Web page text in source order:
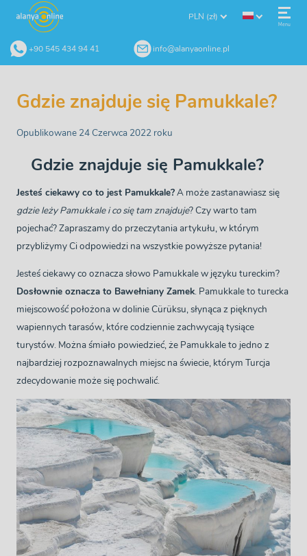
Menu
PLN (zł)
+90 545 434 94 41 info@alanyaonline.pl
Gdzie znajduje się Pamukkale?
Opublikowane 24 Czerwca 2022 roku
Gdzie znajduje się Pamukkale?
Jesteś ciekawy co to jest Pamukkale?A może zastanawiasz się
gdzie leży Pamukkale i co się tam znajduje? Czy warto tam
pojechać? Zapraszamy do przeczytania artykułu, w którym
przybliżymy Ci odpowiedzi na wszystkie powyższe pytania!
Jesteś ciekawy co oznacza słowo Pamukkale w języku tureckim?
Dosłownie oznacza to Bawełniany Zamek. Pamukkale to turecka
miejscowość położona w dolinie Cürüksu, słynąca z pięknych
wapiennych tarasów, które codziennie zachwycają tysiące
turystów. Można śmiało powiedzieć, że Pamukkale to jedno z
najbardziej rozpoznawalnych miejsc na świecie, którym Turcja
zdecydowanie może się pochwalić.